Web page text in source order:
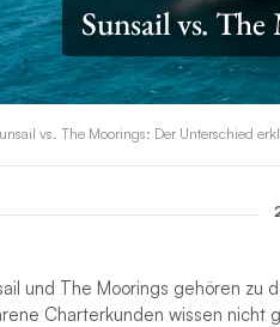
Sunsail vs.
vs. The Moorings: Der Unterschied
und The Moorings gehören zu
Charterkunden wissen nicht